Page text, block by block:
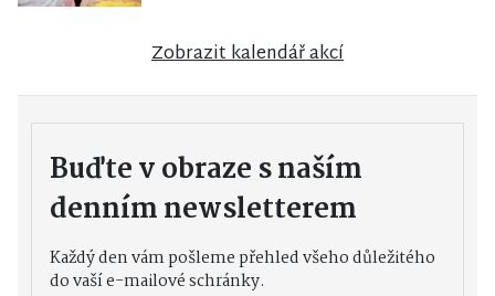
Zobrazit kalendář akcí
Buďte v obraze s naším
denním newsletterem
Každý den vám pošleme přehled všeho důležitého
do vaší e-mailové schránky.